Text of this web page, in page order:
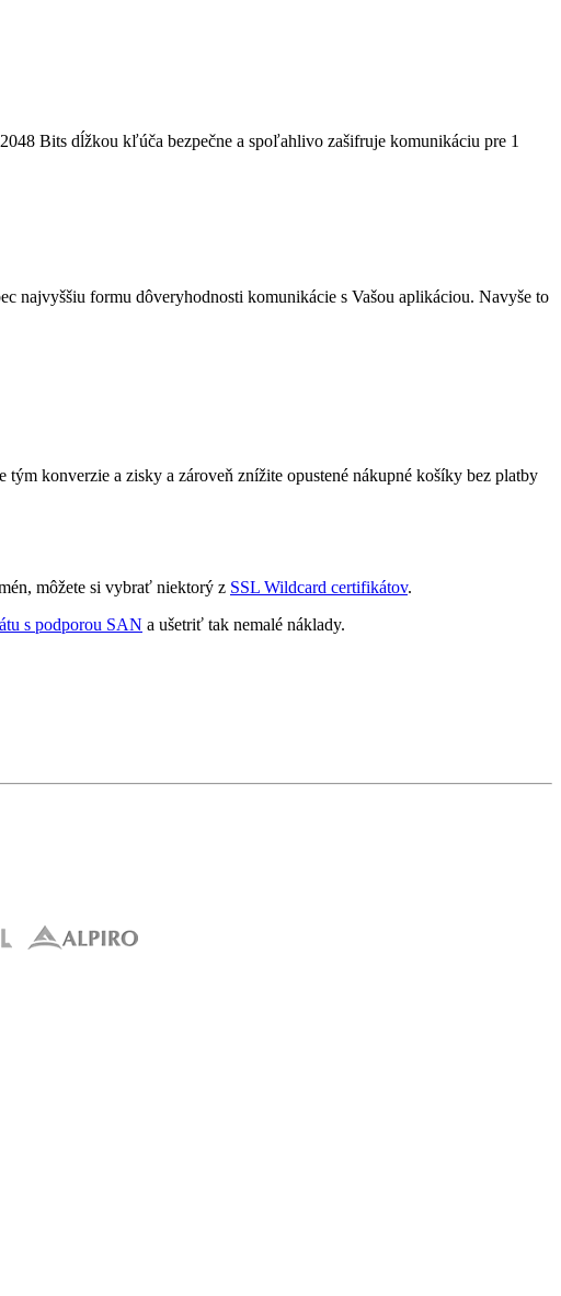
Bits dĺžkou kľúča bezpečne a spoľahlivo zašifruje komunikáciu pre 1
najvyššiu formu dôveryhodnosti komunikácie s Vašou aplikáciou. Navyše to
konverzie a zisky a zároveň znížite opustené nákupné košíky bez platby
môžete si vybrať niektorý z SSL Wildcard certifikátov.
s podporou SAN a ušetriť tak nemalé náklady.